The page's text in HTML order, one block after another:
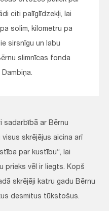
citi palīglīdzekļi, lai
solim, kilometru pa
sirsnīgu un labu
slimnīcas fonda
sadarbībā ar Bērnu
skrējējus aicina arī
par kustību”, lai
prieks vēl ir liegts. Kopš
skrējēji katru gadu Bērnu
desmitus tūkstošus.